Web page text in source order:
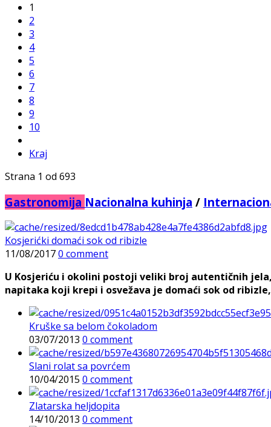
1
2
3
4
5
6
7
8
9
10
Kraj
Strana 1 od 693
Gastronomija Nacionalna kuhinja /
Kosjerićki domaći sok od ribizle
11/08/20170 comment
U Kosjeriću i okolini postoji veliki broj autentičnih
napitaka koji krepi i osvežava je domaći sok od
Kruške sa belom čokoladom
03/07/2013 0 comment
Slani rolat sa povrćem
10/04/2015 0 comment
Zlatarska heljdopita
14/10/2013 0 comment